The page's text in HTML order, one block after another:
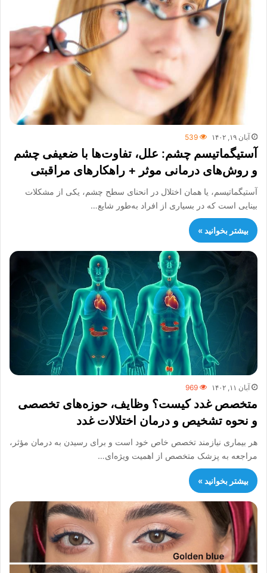
آبان ۱۹, ۱۴۰۲ 539
آستیگماتیسم چشم: علل، تفاوت‌ها با ضعیفی چشم
و روش‌های درمانی موثر + راهکارهای مراقبتی
آستیگماتیسم، یا همان اختلال در انحنای سطح چشم، یکی از مشکلات
بینایی است که در بسیاری از افراد به‌طور شایع…
بیشتر بخوانید »
آبان ۱۱, ۱۴۰۲ 969
متخصص غدد کیست؟ وظایف، حوزه‌های تخصصی
و نحوه تشخیص و درمان اختلالات غدد
هر بیماری نیازمند تخصص خاص خود است و برای رسیدن به درمان مؤثر،
مراجعه به پزشک متخصص از اهمیت ویژه‌ای…
بیشتر بخوانید »